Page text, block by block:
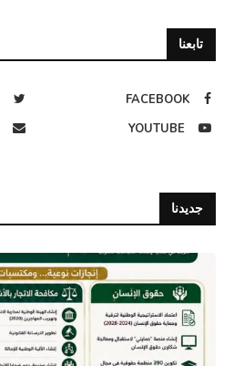
تابعنا
FACEBOOK
YOUTUBE
جديدنا